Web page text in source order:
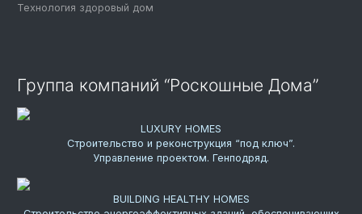
Технология здоровый дом
Группа компаний “Роскошные Дома”
LUXURY HOMES
Строительство и реконструкция “под ключ”.
Управление проектом. Генподряд.
BUILDING HEALTHY HOMES